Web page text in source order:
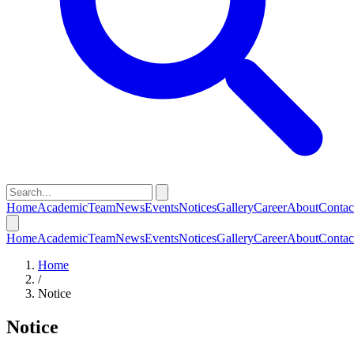
HomeAcademicTeamNewsEventsNoticesGalleryCareerAbout
HomeAcademicTeamNewsEventsNoticesGalleryCareerAbout
Home
/
Notice
Notice